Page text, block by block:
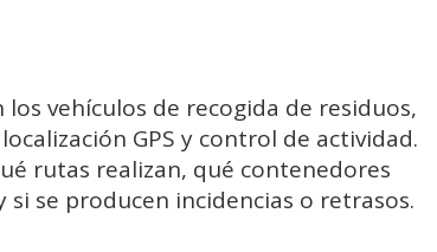
vehículos de recogida de residuos,
GPS y control de actividad.
rutas realizan, qué contenedores
se producen incidencias o retrasos.